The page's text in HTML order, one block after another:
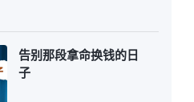
告别那段拿命换钱的日
子